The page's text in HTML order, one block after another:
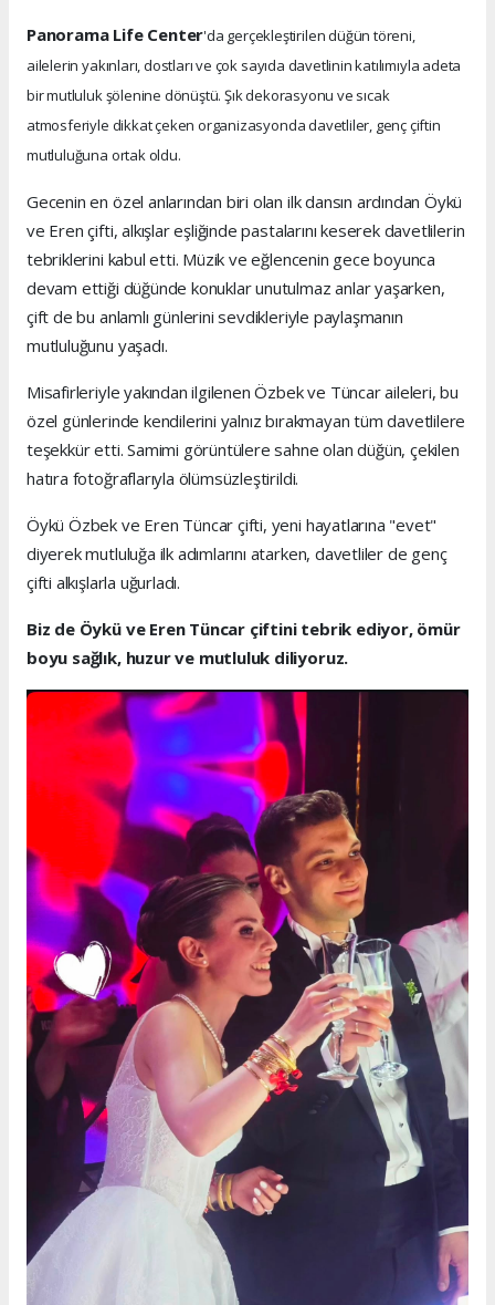
Panorama Life Center'da gerçekleştirilen düğün töreni,
ailelerin yakınları, dostları ve çok sayıda davetlinin katılımıyla adeta
bir mutluluk şölenine dönüştü. Şık dekorasyonu ve sıcak
atmosferiyle dikkat çeken organizasyonda davetliler, genç çiftin
mutluluğuna ortak oldu.
Gecenin en özel anlarından biri olan ilk dansın ardından Öykü
ve Eren çifti, alkışlar eşliğinde pastalarını keserek davetlilerin
tebriklerini kabul etti. Müzik ve eğlencenin gece boyunca
devam ettiği düğünde konuklar unutulmaz anlar yaşarken,
çift de bu anlamlı günlerini sevdikleriyle paylaşmanın
mutluluğunu yaşadı.
Misafirleriyle yakından ilgilenen Özbek ve Tüncar aileleri, bu
özel günlerinde kendilerini yalnız bırakmayan tüm davetlilere
teşekkür etti. Samimi görüntülere sahne olan düğün, çekilen
hatıra fotoğraflarıyla ölümsüzleştirildi.
Öykü Özbek ve Eren Tüncar çifti, yeni hayatlarına "evet"
diyerek mutluluğa ilk adımlarını atarken, davetliler de genç
çifti alkışlarla uğurladı.
Biz de Öykü ve Eren Tüncar çiftini tebrik ediyor, ömür
boyu sağlık, huzur ve mutluluk diliyoruz.